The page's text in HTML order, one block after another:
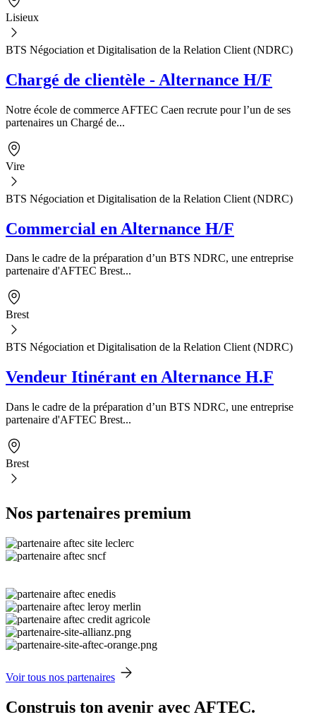
Lisieux
BTS Négociation et Digitalisation de la Relation Client (NDRC)
Chargé de clientèle - Alternance H/F
Notre école de commerce AFTEC Caen recrute pour l’un de ses
partenaires un Chargé de...
Vire
BTS Négociation et Digitalisation de la Relation Client (NDRC)
Commercial en Alternance H/F
Dans le cadre de la préparation d’un BTS NDRC, une entreprise
partenaire d'AFTEC Brest...
Brest
BTS Négociation et Digitalisation de la Relation Client (NDRC)
Vendeur Itinérant en Alternance H.F
Dans le cadre de la préparation d’un BTS NDRC, une entreprise
partenaire d'AFTEC Brest...
Brest
Nos partenaires premium
Voir tous nos partenaires
Construis ton avenir avec AFTEC.